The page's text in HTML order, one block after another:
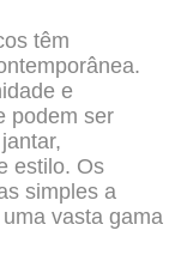
têm
e
podem ser
estilo. Os
simples a
vasta gama